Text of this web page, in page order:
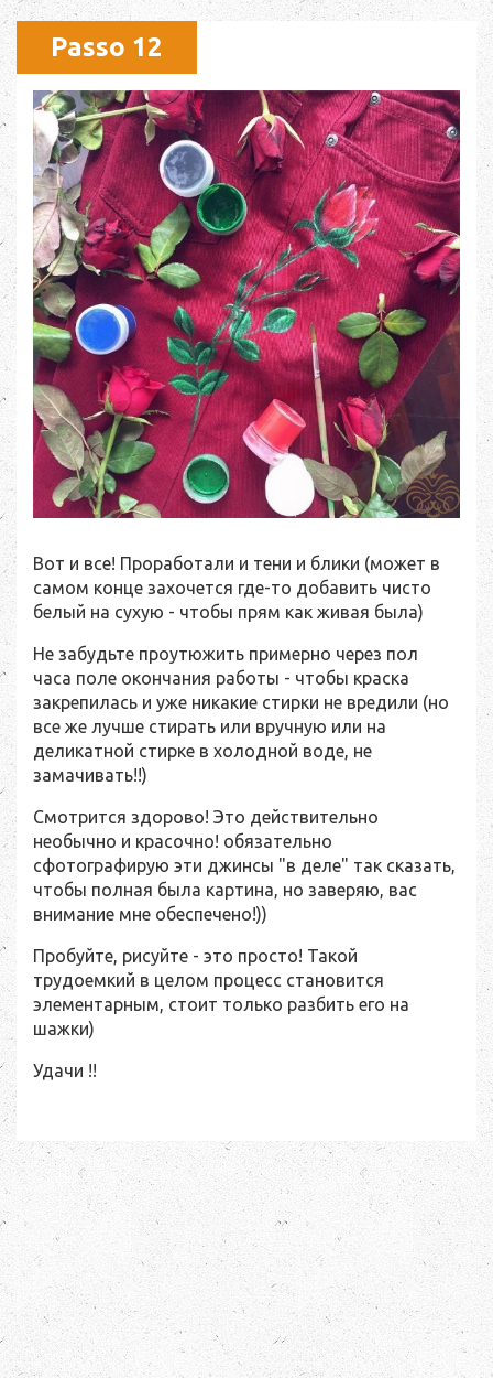
Passo 12
Вот и все! Проработали и тени и блики (может в
самом конце захочется где-то добавить чисто
белый на сухую - чтобы прям как живая была)
Не забудьте проутюжить примерно через пол
часа поле окончания работы - чтобы краска
закрепилась и уже никакие стирки не вредили (но
все же лучше стирать или вручную или на
деликатной стирке в холодной воде, не
замачивать!!)
Смотрится здорово! Это действительно
необычно и красочно! обязательно
сфотографирую эти джинсы "в деле" так сказать,
чтобы полная была картина, но заверяю, вас
внимание мне обеспечено!))
Пробуйте, рисуйте - это просто! Такой
трудоемкий в целом процесс становится
элементарным, стоит только разбить его на
шажки)
Удачи !!